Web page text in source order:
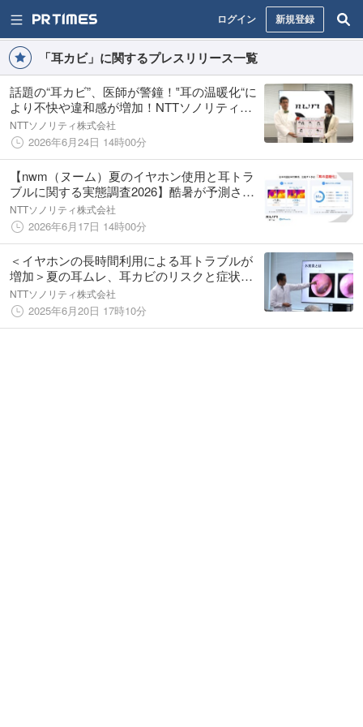
ログイン 新規登録
「耳カビ」に関するプレスリリース一覧
話題の“耳カビ”、医師が警鐘！‟耳の温暖化“に
より不快や違和感が増加！NTTソノリティ
nwm（ヌーム）夏のイヤホンリスクと対策に
ついて発表
NTTソノリティ株式会社
2026年6月24日 14時00分
【nwm（ヌーム）夏のイヤホン使用と耳トラ
ブルに関する実態調査2026】酷暑が予測され
る今年の夏は“耳の温暖化”に注意！約6割が夏
のイヤホンに不快感。密閉型とオープンイヤ
ー型で耳温度上昇は最大3倍差。
NTTソノリティ株式会社
2026年6月17日 14時00分
＜イヤホンの長時間利用による耳トラブルが
増加＞夏の耳ムレ、耳カビのリスクと症状を
解説するセミナーを実施。解決策としてオー
プンイヤーの優位性についても解説
NTTソノリティ株式会社
2025年6月20日 17時10分